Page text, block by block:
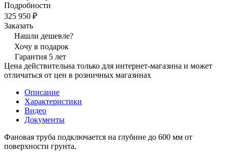
Подробности
325 950 ₽
Заказать
Нашли дешевле?
Хочу в подарок
Гарантия 5 лет
Цена действительна только для интернет-магазина и может
отличаться от цен в розничных магазинах
Описание
Характеристики
Видео
Документы
Фановая труба подключается на глубине до 600 мм от
поверхности грунта.